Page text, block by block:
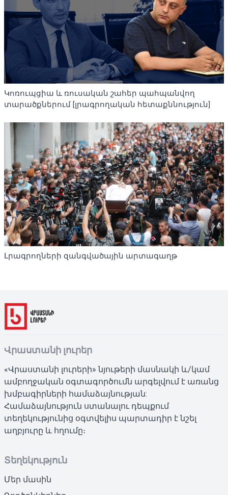
Կոռուպցիա և ռուսական շահեր պահպանվող
տարածքներում [լրագրողական հետաքննություն]
Լրագրողների զանգվածային արտագաղթ
Վրաստանի լուրեր
«Վրաստանի լուրերի» նյութերի մասնակի և/կամ
ամբողջական օգտագործումն արգելվում է առանց
խմբագիրների համաձայնության:
Համաձայնություն ստանալու դեպքում
տեղեկությունից օգտվելիս պարտադիր է նշել
աղբյուրը և հղումը։
Տեղեկություն
Մեր մասին